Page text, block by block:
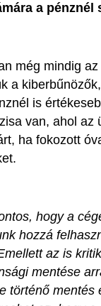
a
még mindig
a
is
van, ahol az
ha fokozott
hogy a
hozzá
az is
mentése
történő mentés